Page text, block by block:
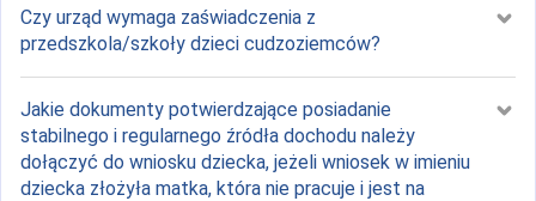
Czy urząd wymaga zaświadczenia z
przedszkola/szkoły dzieci cudzoziemców?
Jakie dokumenty potwierdzające posiadanie
stabilnego i regularnego źródła dochodu należy
dołączyć do wniosku dziecka, jeżeli wniosek w imieniu
dziecka złożyła matka, która nie pracuje i jest na